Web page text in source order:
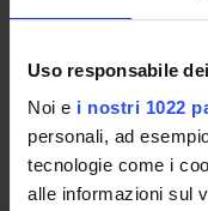
Uso responsabile
Noi e i nostri 1022
personali, ad
tecnologie come i
alle informazioni sul
Calendar